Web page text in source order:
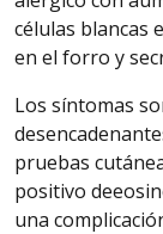
células blancas
en el forro y
Los síntomas
pruebas
positivo de
una